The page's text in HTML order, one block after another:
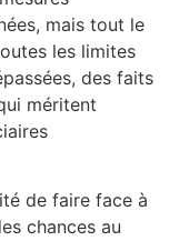
mais tout le
les limites
des faits
méritent
de faire face à
chances au